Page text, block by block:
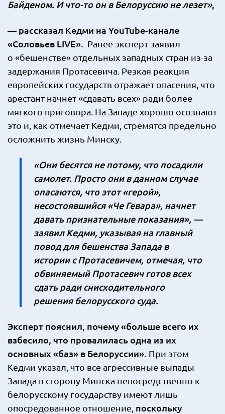
Байденом. И что-то он в Белоруссию не лезет»,
— рассказал Кедми на YouTube-канале
«Соловьев LIVE». Ранее эксперт заявил
о «бешенстве» отдельных западных стран из-за
задержания Протасевича. Резкая реакция
европейских государств отражает опасения, что
арестант начнет «сдавать всех» ради более
мягкого приговора. На Западе хорошо осознают
это и, как отмечает Кедми, стремятся предельно
осложнить жизнь Минску.
«Они бесятся не потому, что посадили
самолет. Просто они в данном случае
опасаются, что этот «герой»,
несостоявшийся «Че Гевара», начнет
давать признательные показания», —
заявил Кедми, указывая на главный
повод для бешенства Запада в
истории с Протасевичем, отмечая, что
обвиняемый Протасевич готов всех
сдать ради снисходительного
решения белорусского суда.
Эксперт пояснил, почему «больше всего их
взбесило, что провалилась одна из их
основных «баз» в Белоруссии». При этом
Кедми указал, что все агрессивные выпады
Запада в сторону Минска непосредственно к
белорусскому государству имеют лишь
опосредованное отношение, поскольку